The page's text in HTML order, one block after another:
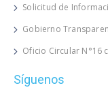
Solicitud de
Gobierno
Oficio Circular N°16
Síguenos